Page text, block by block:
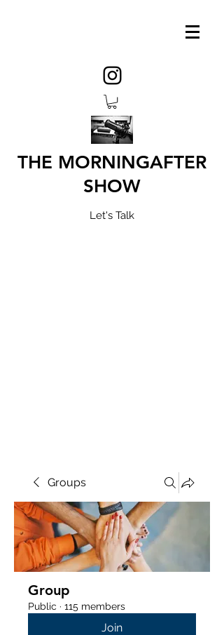
THE MORNINGAFTER
SHOW
Let's Talk
Groups
Group
Public · 115 members
Join